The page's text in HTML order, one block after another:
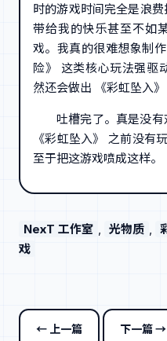
时的游戏时间完全是浪
带给我的快乐甚至不如
戏。我真的很难想象制
险》 这类核心玩法强驱
然还会做出 《彩虹坠入
吐槽完了。真是没
《彩虹坠入》 之前没有
至于把这游戏喷成这样。
NexT 工作室 , 光物质 ,
戏
← 上一篇 下一篇 →